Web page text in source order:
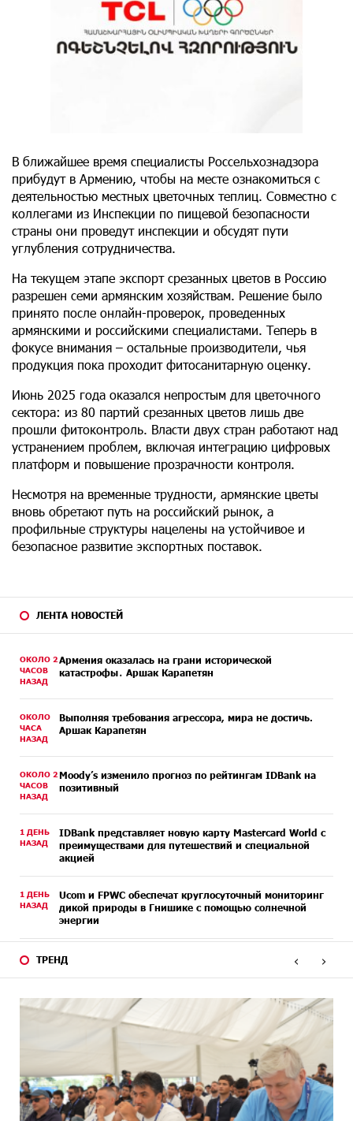
ЛЕНТА НОВОСТЕЙ
ОКОЛО 2
ЧАСОВ
НАЗАД
Армения оказалась на грани исторической
катастрофы․ Аршак Карапетян
ОКОЛО
ЧАСА
НАЗАД
Выполняя требования агрессора, мира не достичь.
Аршак Карапетян
ОКОЛО 2
ЧАСОВ
НАЗАД
Moody’s изменило прогноз по рейтингам IDBank на
позитивный
1 ДЕНЬ
НАЗАД
IDBank представляет новую карту Mastercard World с
преимуществами для путешествий и специальной
акцией
1 ДЕНЬ
НАЗАД
Ucom и FPWC обеспечат круглосуточный мониторинг
дикой природы в Гнишике с помощью солнечной
энергии
3 ДНЕЙ
НАЗАД
Idram и IDBank - рядом со стартапами на Seaside
3 ДНЕЙ
В мобильном приложении Юнибанка теперь можно
зарегистрироваться также с помощью imID
«Бесплатные бонусы в играх»: IDBank
предупреждает о кибератаках на школьников
6 ДНЕЙ
НАЗАД
ЕАЭС со временем будет расширяться. Когда-нибудь
В ближайшее время специалисты Россельхознадзора
прибудут в Армению, чтобы на месте ознакомиться с
деятельностью местных цветочных теплиц. Совместно с
коллегами из Инспекции по пищевой безопасности
страны они проведут инспекции и обсудят пути
углубления сотрудничества.
На текущем этапе экспорт срезанных цветов в Россию
разрешен семи армянским хозяйствам. Решение было
принято после онлайн-проверок, проведенных
армянскими и российскими специалистами. Теперь в
фокусе внимания – остальные производители, чья
продукция пока проходит фитосанитарную оценку.
Июнь 2025 года оказался непростым для цветочного
сектора: из 80 партий срезанных цветов лишь две
прошли фитоконтроль. Власти двух стран работают над
устранением проблем, включая интеграцию цифровых
платформ и повышение прозрачности контроля.
Несмотря на временные трудности, армянские цветы
вновь обретают путь на российский рынок, а
профильные структуры нацелены на устойчивое и
безопасное развитие экспортных поставок.
ТРЕНД ‹ ›